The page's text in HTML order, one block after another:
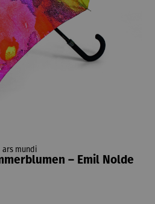
ars mundi
– Emil Nolde